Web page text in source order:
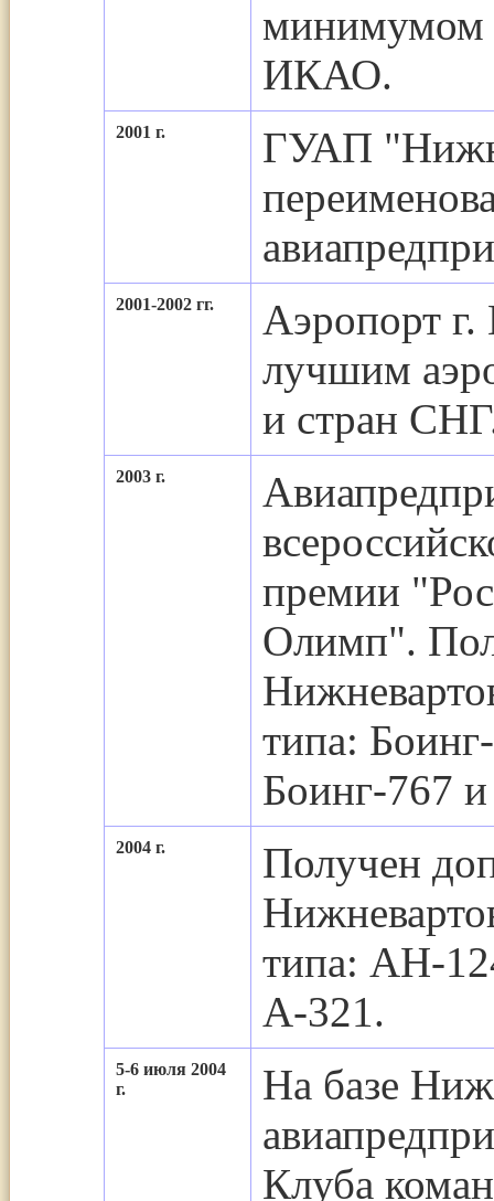
минимумом
ИКАО.
2001 г.
ГУАП
2001-2002 гг.
Аэропорт г.
лучшим
и стран
2003 г.
премии
Олимп".
типа:
Боинг-767
2004 г.
Получен
типа: АН-
А-321.
5-6 июля 2004
г.
На базе
Клуба